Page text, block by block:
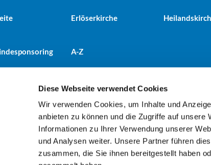
Diese Webseite verwendet Cookies
Wir verwenden Cookies, um Inhalte und
anbieten zu können und die Zugriffe auf
Informationen zu Ihrer Verwendung unserer
und Analysen weiter. Unsere Partner führen
zusammen, die Sie ihnen bereitgestellt haben
Erlöserkirche
A-Z
Evangelische Kirchengemeinde Tiergarten · Alt-